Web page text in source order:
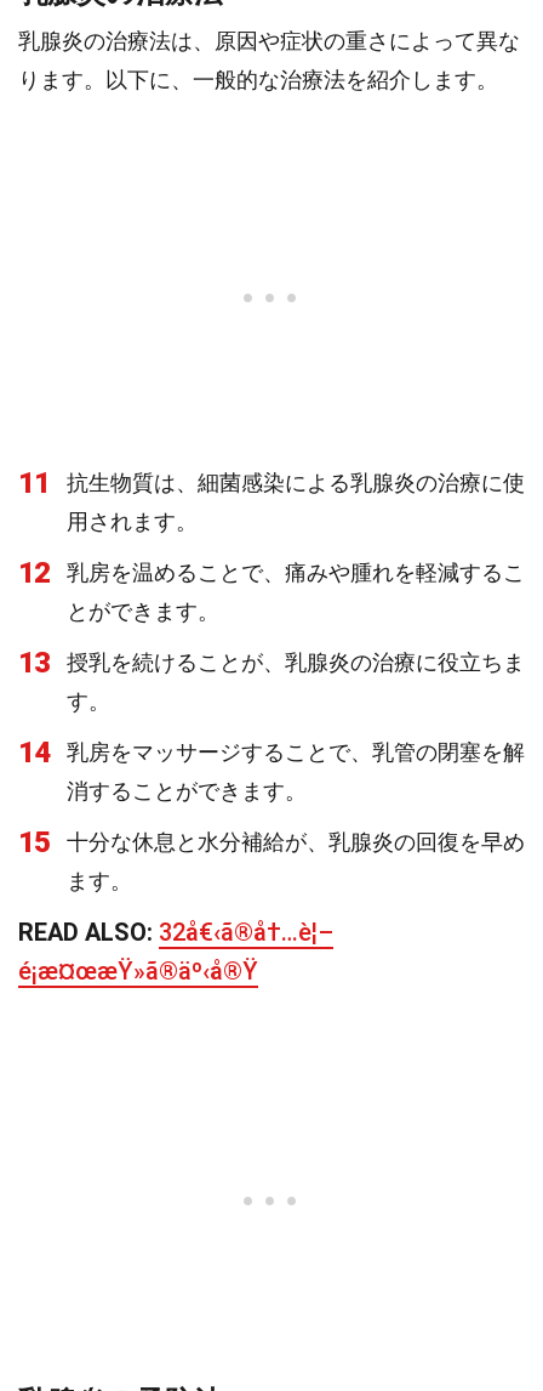
乳腺炎の治療法は、原因や症状の重さによって異な
ります。以下に、一般的な治療法を紹介します。
11
抗生物質は、細菌感染による乳腺炎の治療に使
用されます。
12
乳房を温めることで、痛みや腫れを軽減するこ
とができます。
13
授乳を続けることが、乳腺炎の治療に役立ちま
す。
14
乳房をマッサージすることで、乳管の閉塞を解
消することができます。
15
十分な休息と水分補給が、乳腺炎の回復を早め
ます。
READ ALSO: 32å€‹ã®å†…è¦–
é¡æ¤œæŸ»ã®äº‹å®Ÿ